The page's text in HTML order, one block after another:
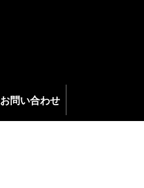
お問い合わせ